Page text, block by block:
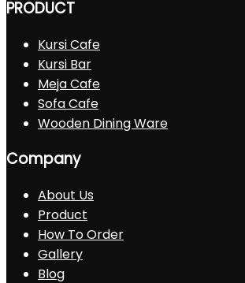
PRODUCT
Kursi Cafe
Kursi Bar
Meja Cafe
Sofa Cafe
Wooden Dining Ware
Company
About Us
Product
How To Order
Gallery
Blog